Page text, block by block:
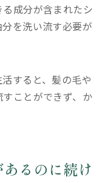
成分が含まれたシ
を洗い流す必要が
すると、髪の毛や
ことができず、か
るのに続け